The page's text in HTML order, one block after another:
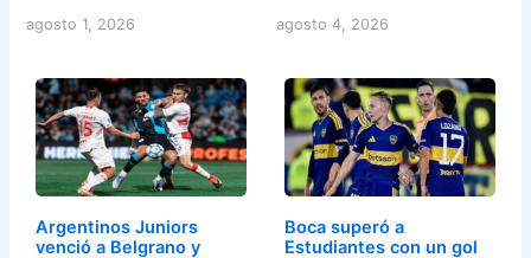
agosto 1, 2026 agosto 4, 2026
Argentinos Juniors
venció a Belgrano y
Boca superó a
Estudiantes con un gol